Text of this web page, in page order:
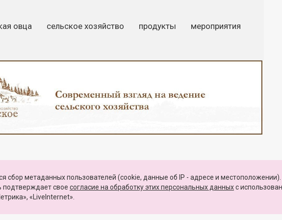
овца сельское хозяйство продукты мероприятия
ПАРТНЕРЫ КАРТА САЙТА
Министерства цифрового развития, связи и массовых коммуникаций Российской Федерации
сбор метаданных пользователей (cookie, данные об IP - адресе и местоположении).
подтверждает свое согласие на обработку этих персональных данныхc
«LiveInternet».